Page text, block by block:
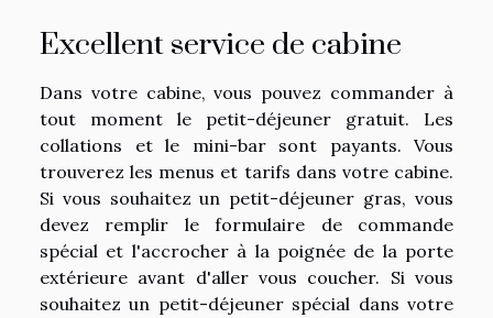
Excellent service de cabine
Dans votre cabine, vous pouvez commander à
tout moment le petit-déjeuner gratuit. Les
collations et le mini-bar sont payants. Vous
trouverez les menus et tarifs dans votre cabine.
Si vous souhaitez un petit-déjeuner gras, vous
devez remplir le formulaire de commande
spécial et l'accrocher à la poignée de la porte
extérieure avant d'aller vous coucher. Si vous
souhaitez un petit-déjeuner spécial dans votre